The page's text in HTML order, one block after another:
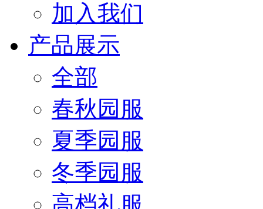
加入我们
产品展示
全部
春秋园服
夏季园服
冬季园服